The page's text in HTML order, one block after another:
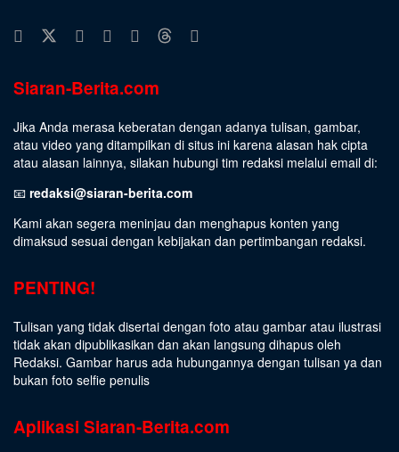
Siaran-Berita.com
Jika Anda merasa keberatan dengan adanya tulisan, gambar,
atau video yang ditampilkan di situs ini karena alasan hak cipta
atau alasan lainnya, silakan hubungi tim redaksi melalui email di:
📧 redaksi@siaran-berita.com
Kami akan segera meninjau dan menghapus konten yang
dimaksud sesuai dengan kebijakan dan pertimbangan redaksi.
PENTING!
Tulisan yang tidak disertai dengan foto atau gambar atau ilustrasi
tidak akan dipublikasikan dan akan langsung dihapus oleh
Redaksi. Gambar harus ada hubungannya dengan tulisan ya dan
bukan foto selfie penulis
Aplikasi Siaran-Berita.com